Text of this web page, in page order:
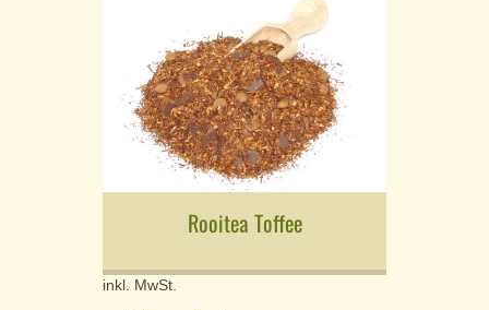
Rooitea Toffee
inkl. MwSt.